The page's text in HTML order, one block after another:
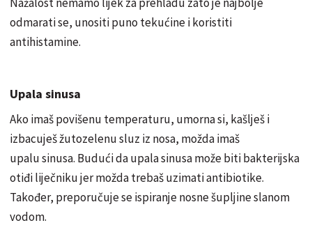
odmarati se, unositi puno tekućine i koristiti
antihistamine.
Upala sinusa
Ako imaš povišenu temperaturu, umorna si, kašlješ i
izbacuješ žutozelenu sluz iz nosa, možda imaš
upalu sinusa. Budući da upala sinusa može biti bakterijska
otiđi liječniku jer možda trebaš uzimati antibiotike.
Također, preporučuje se ispiranje nosne šupljine slanom
vodom.